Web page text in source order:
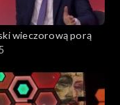
wieczorową porą